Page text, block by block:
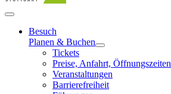
Besuch
Planen & Buchen
Tickets
Preise, Anfahrt, Öffnungszeiten
Veranstaltungen
Barrierefreiheit